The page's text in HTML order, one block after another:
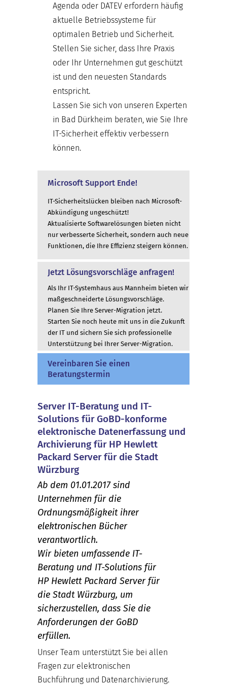
Agenda oder DATEV erfordern häufig
aktuelle Betriebssysteme für
optimalen Betrieb und Sicherheit.
Stellen Sie sicher, dass Ihre Praxis
oder Ihr Unternehmen gut geschützt
ist und den neuesten Standards
entspricht.
Lassen Sie sich von unseren Experten
in Bad Dürkheim beraten, wie Sie Ihre
IT-Sicherheit effektiv verbessern
können.
Microsoft Support Ende!
IT-Sicherheitslücken bleiben nach Microsoft-
Abkündigung ungeschützt!
Aktualisierte Softwarelösungen bieten nicht
nur verbesserte Sicherheit, sondern auch neue
Funktionen, die Ihre Effizienz steigern können.
Jetzt Lösungsvorschläge anfragen!
Als Ihr IT-Systemhaus aus Mannheim bieten wir
maßgeschneiderte Lösungsvorschläge.
Planen Sie Ihre Server-Migration jetzt.
Starten Sie noch heute mit uns in die Zukunft
der IT und sichern Sie sich professionelle
Unterstützung bei Ihrer Server-Migration.
Vereinbaren Sie einen
Beratungstermin
Server IT-Beratung und IT-
Solutions für GoBD-konforme
elektronische Datenerfassung und
Archivierung für HP Hewlett
Packard Server für die Stadt
Würzburg
Ab dem 01.01.2017 sind
Unternehmen für die
Ordnungsmäßigkeit ihrer
elektronischen Bücher
verantwortlich.
Wir bieten umfassende IT-
Beratung und IT-Solutions für
HP Hewlett Packard Server für
die Stadt Würzburg, um
sicherzustellen, dass Sie die
Anforderungen der GoBD
erfüllen.
Unser Team unterstützt Sie bei allen
Fragen zur elektronischen
Buchführung und Datenarchivierung.